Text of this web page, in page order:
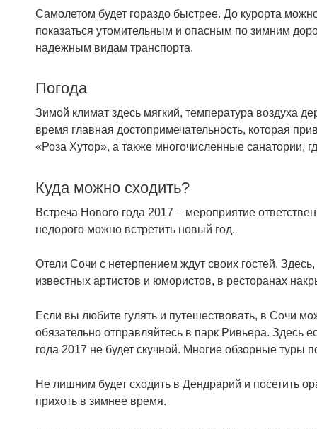
Самолетом будет гораздо быстрее. До курорта
показаться утомительным и опасным по зимним
надежным видам транспорта.
Погода
Зимой климат здесь мягкий, температура воздуха
время главная достопримечательность, которая
«Роза Хутор», а также многочисленные санатории,
Куда можно сходить?
Встреча Нового года 2017 – мероприятие
недорого можно встретить новый год.
Отели Сочи с нетерпением ждут своих гостей.
известных артистов и юмористов, в ресторанах
Если вы любите гулять и путешествовать, в Сочи
обязательно отправляйтесь в парк Ривьера. Здесь
года 2017 не будет скучной. Многие обзорные туры
Не лишним будет сходить в Дендрарий и посетить
прихоть в зимнее время.